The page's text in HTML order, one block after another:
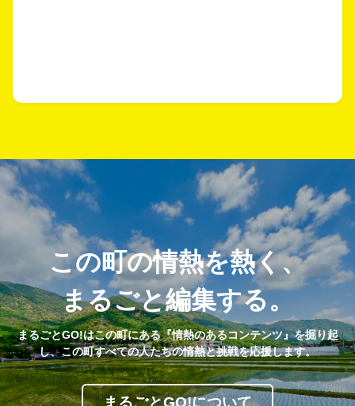
この町の情熱を熱く、
まるごと編集する。
まるごとGO!はこの町にある『情熱のあるコンテンツ』を掘り起
し、この町すべての人たちの情熱と挑戦を応援します。